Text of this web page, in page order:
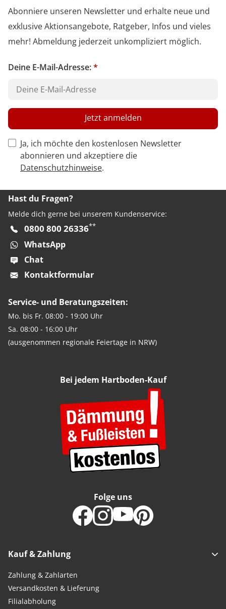
Abonniere unseren Newsletter und erhalte neue und
exklusive Aktionsangebote, Ratgeber, Infos und vieles
mehr! Abmeldung jederzeit unkompliziert möglich.
Deine E-Mail-Adresse:*
Privacy Policy Checkbox
Ja, ich möchte den kostenlosen Newsletter
abonnieren und akzeptiere die
Datenschutzhinweise.
Jetzt anmelden
Hast du Fragen?
Melde dich gerne bei unserem Kundenservice:
0800 800 26336**
WhatsApp
Chat
Kontaktformular
Service- und Beratungszeiten:
Mo. bis Fr. 08:00 - 19:00 Uhr
Sa. 08:00 - 16:00 Uhr
(ausgenommen regionale Feiertage in NRW)
Bei jedem Hartboden-Kauf
Kauf & Zahlung
Zahlung & Zahlarten
Versandkosten & Lieferung
Filialabholung
Folge uns